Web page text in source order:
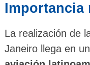
Importancia
La realización de
Janeiro llega en